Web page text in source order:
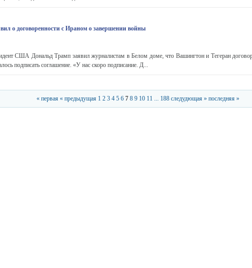
о договоренности с Ираном о завершении войны
США Дональд Трамп заявил журналистам в Белом доме, что Вашингтон и Тегеран
подписать соглашение. «У нас скоро подписание. Д...
« первая « предыдущая 1 2 3 4 5 6 7 8 9 10 11 ... 188 следудющая » последняя »